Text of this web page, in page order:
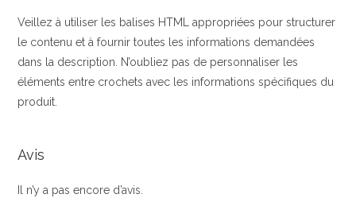
Veillez à utiliser les balises HTML appropriées pour structurer
le contenu et à fournir toutes les informations demandées
dans la description. N’oubliez pas de personnaliser les
éléments entre crochets avec les informations spécifiques du
produit.
Avis
Il n’y a pas encore d’avis.